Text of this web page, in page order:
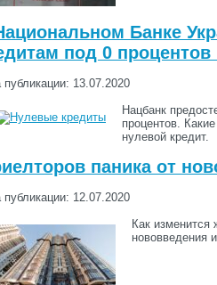
Банке
под 0
публикации: 13.07.2020
Нацбанк
процентов.
нулевой кредит.
паника от
публикации: 12.07.2020
Как изменится
нововведения